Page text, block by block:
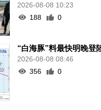
2026-08-08 10:23
188
0
“白海豚”料最快明晚登
2026-08-08 08:46
356
0